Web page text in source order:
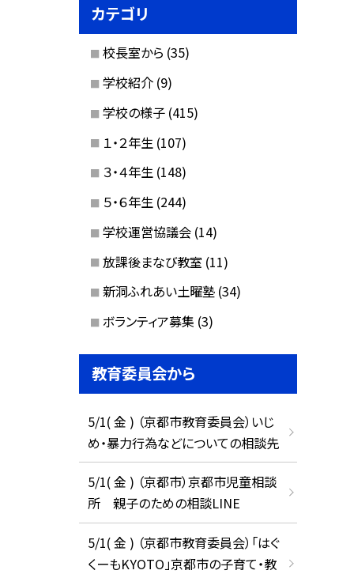
カテゴリ
校長室から (35)
学校紹介 (9)
学校の様子 (415)
１・２年生 (107)
３・４年生 (148)
５・６年生 (244)
学校運営協議会 (14)
放課後まなび教室 (11)
新洞ふれあい土曜塾 (34)
ボランティア募集 (3)
教育委員会から
5/1( 金 ) （京都市教育委員会）いじ
め・暴力行為などについての相談先
5/1( 金 ) （京都市）京都市児童相談
所 親子のための相談LINE
5/1( 金 ) （京都市教育委員会）「はぐ
くーもKYOTO」京都市の子育て・教